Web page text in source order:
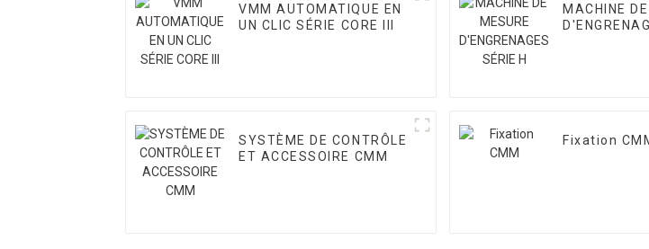
VMM AUTOMATIQUE EN
UN CLIC SÉRIE CORE III
MACHINE
SYSTÈME DE CONTRÔLE
ET ACCESSOIRE CMM
Fixation